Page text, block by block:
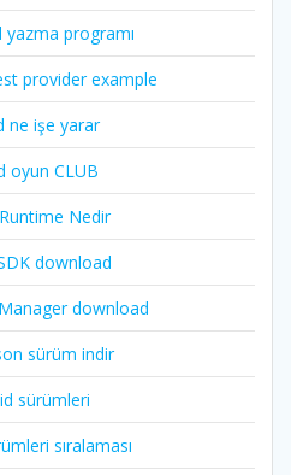
programı
provider example
ne işe yarar
oyun CLUB
Nedir
download
download
sürüm indir
sürümleri
sıralaması